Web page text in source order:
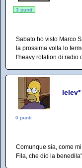
3 punti
Sabato ho visto Marco
la prossima volta lo
l'heavy rotation di radio
lelev*
0 punti
Comunque sia, come
Fila, che dio la